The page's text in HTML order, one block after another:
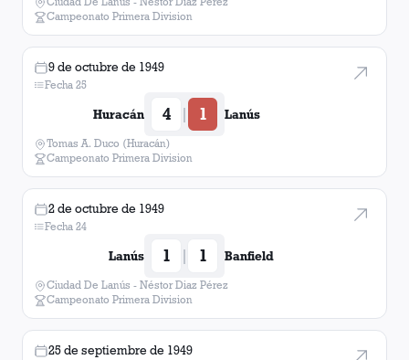
Campeonato Primera Division
9 de octubre de 1949
Fecha 25
Huracán 4 | 1 Lanús
Tomas A. Duco (Huracán)
Campeonato Primera Division
2 de octubre de 1949
Fecha 24
Lanús 1 | 1 Banfield
Ciudad De Lanús - Néstor Diaz Pérez
Campeonato Primera Division
25 de septiembre de 1949